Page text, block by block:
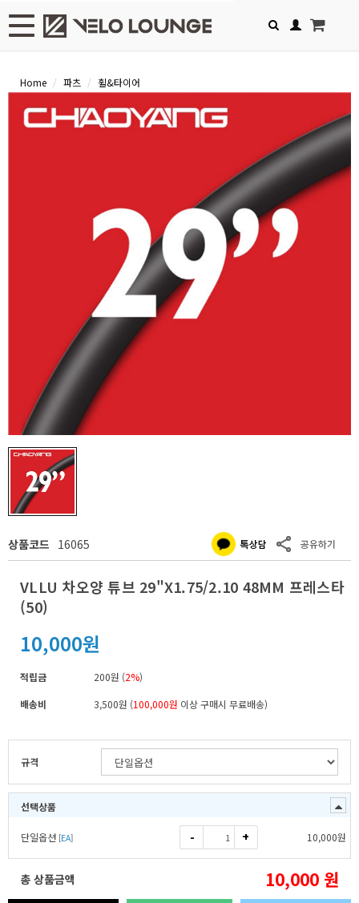
Toggle navigation
Home 파츠 휠&타이어
상품코드 16065
VLLU 차오양 튜브 29"X1.75/2.10 48MM 프레스타
(50)
10,000원
적립금 200원 (2%)
배송비
3,500원 (100,000원 이상 구매시 무료배송)
규격
선택상품
단일옵션 [EA] - + 10,000원
총 상품금액 10,000 원